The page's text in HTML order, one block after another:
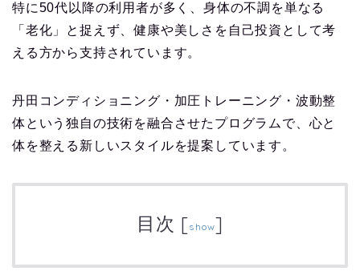
特に50代以降の利用者が多く、身体の不調を単なる
「老化」と捉えず、健康や美しさを自己投資として考
える方から支持されています。
丹田コンディショニング・加圧トレーニング・波動整
体という独自の技術を融合させたプログラムで、心と
体を整える新しいスタイルを提案しています。
目次 [show]